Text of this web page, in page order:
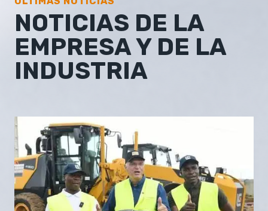
NOTICIAS DE LA
EMPRESA Y DE LA
INDUSTRIA